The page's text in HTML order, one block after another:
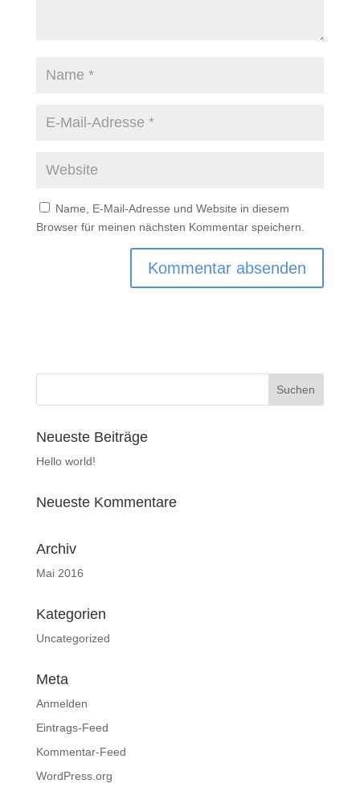
Name, E-Mail-Adresse und Website in diesem
Browser für meinen nächsten Kommentar speichern.
Neueste Beiträge
Hello world!
Neueste Kommentare
Archiv
Mai 2016
Kategorien
Uncategorized
Meta
Anmelden
Eintrags-Feed
Kommentar-Feed
WordPress.org